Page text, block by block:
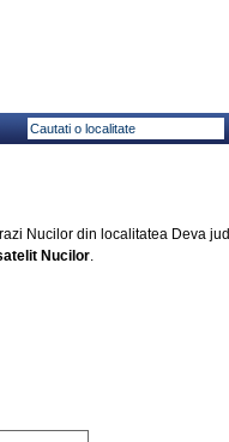
Nucilor din localitatea Deva
Nucilor.